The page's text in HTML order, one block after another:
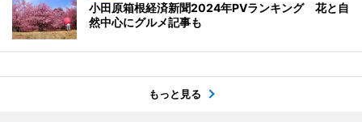
小田原箱根経済新聞2024年PVランキング 花と自
然中心にグルメ記事も
もっと見る